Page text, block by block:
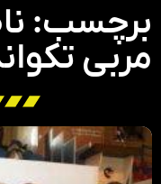
برچسب:
مربی